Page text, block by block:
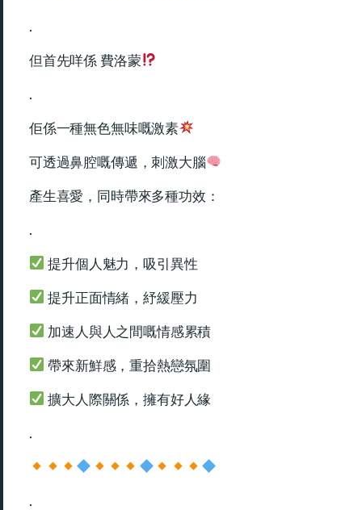
.
但首先咩係 費洛蒙
.
佢係一種無色無味嘅激素
可透過鼻腔嘅傳遞，刺激大腦
產生喜愛，同時帶來多種功效：
.
提升個人魅力，吸引異性
提升正面情緒，紓緩壓力
加速人與人之間嘅情感累積
帶來新鮮感，重拾熱戀氛圍
擴大人際關係，擁有好人緣
.
.